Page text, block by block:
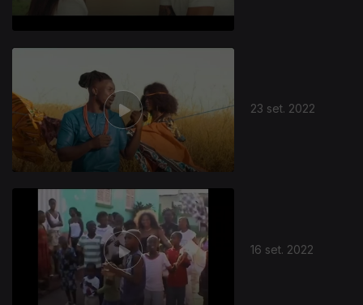
23 set. 2022
16 set. 2022